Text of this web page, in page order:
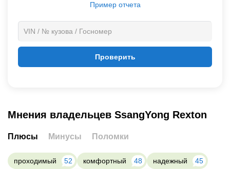
Проверить
Пример отчета
Мнения владельцев SsangYong Rexton
Плюсы Минусы Поломки
проходимый 52 комфортный 48 надежный
45